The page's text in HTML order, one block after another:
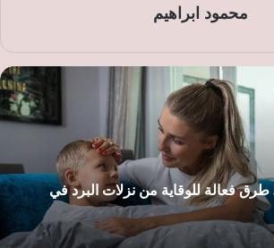
محمود ابراهيم
احمِ نفسك.. 3 طرق فعالة للوقاية من نزلات البرد في